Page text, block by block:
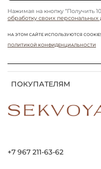
ПОКУПАТЕЛЯМ
Нажимая на кнопку “Получить
обработку своих персональных
НА ЭТОМ САЙТЕ ИСПОЛЬЗУЮТСЯ
ПОЛИТИКОЙ КОНФИДЕНЦИАЛЬНОСТИ
+7 967 211-63-62